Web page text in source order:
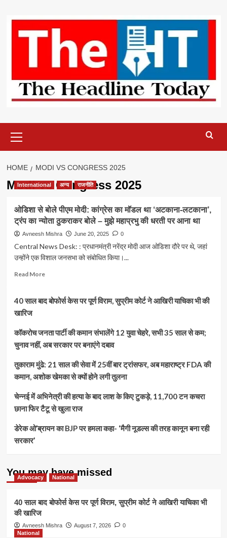
content
Menu
HOME MODI VS CONGRESS 2025
Modi vs Congress 2025
International अन्य राजनीति
ओडिशा से बोले पीएम मोदी: कांग्रेस का मॉडल था ‘अटकाना-लटकाना’,
ट्रंप का न्योता ठुकराकर बोले – मुझे महाप्रभु की धरती पर आना था
Avneesh Mishra June 20, 2025 0
Central News Desk: : प्रधानमंत्री नरेंद्र मोदी आज ओडिशा दौरे पर थे, जहां
उन्होंने एक विशाल जनसभा को संबोधित किया।...
Read MoreRead
ओडिशा
पीएम
कांग्रेस
मॉडल
था
लटकाना’,
ट्रंप
न्योता
महाप्रभु
की
पर
था
40 साल बाद बोफोर्स केस पर पूर्ण विराम, सुप्रीम कोर्ट ने आखिरी याचिका भी की
खारिज
कॉकरोच जनता पार्टी की कमान संभालेंगे 12 युवा चेहरे, सभी 35 साल से कम;
चुनाव नहीं, अब सरकार पर बनाएंगे दबाव
तुकाराम मुंढे: 21 साल की सेवा में 25वीं बार ट्रांसफर, अब महाराष्ट्र FDA की
कमान, अशोक खेमका से क्यों होने लगी तुलना
चेन्नई में अभिनेत्री की हत्या के बाद लाश के किए टुकड़े, 11,700 टन कचरा
छाना फिर टैटू से खुला राज
डेरेक ओ’ब्रायन का BJP पर हमला कहा- ‘मैगी नूडल्स की तरह कानून बना रही
सरकार’
You may have missed
Advocacy National
40 साल बाद बोफोर्स केस पर पूर्ण विराम, सुप्रीम कोर्ट ने आखिरी याचिका भी
की खारिज
Avneesh Mishra August 7, 2026
0
National